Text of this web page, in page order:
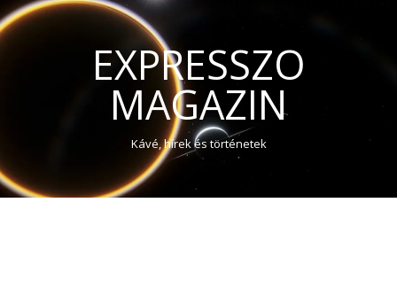
EXPRESSZO
MAGAZIN
Kávé, hírek és történetek